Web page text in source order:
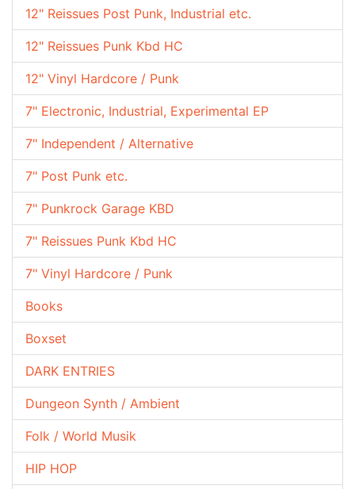
12" Reissues Post Punk, Industrial etc.
12" Reissues Punk Kbd HC
12" Vinyl Hardcore / Punk
7" Electronic, Industrial, Experimental EP
7" Independent / Alternative
7" Post Punk etc.
7" Punkrock Garage KBD
7" Reissues Punk Kbd HC
7" Vinyl Hardcore / Punk
Books
Boxset
DARK ENTRIES
Dungeon Synth / Ambient
Folk / World Musik
HIP HOP